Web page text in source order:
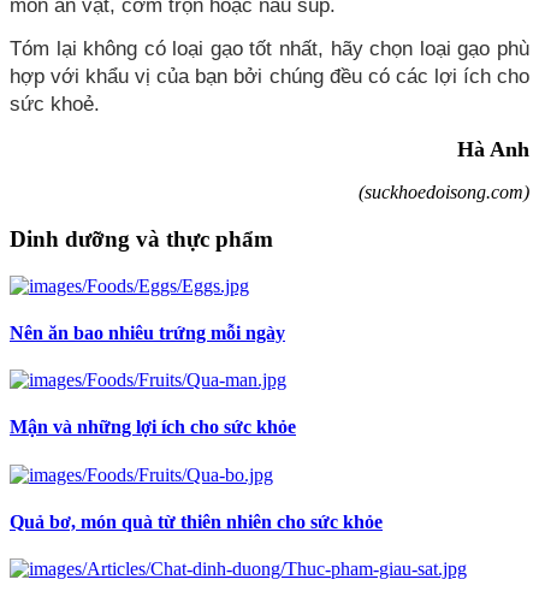
món ăn vặt, cơm trộn hoặc nấu súp.
Tóm lại không có loại gạo tốt nhất, hãy chọn loại gạo phù
hợp với khẩu vị của bạn bởi chúng đều có các lợi ích cho
sức khoẻ.
Hà Anh
(suckhoedoisong.com)
Dinh dưỡng và thực phẩm
Nên ăn bao nhiêu trứng mỗi ngày
Mận và những lợi ích cho sức khỏe
Quả bơ, món quà từ thiên nhiên cho sức khỏe